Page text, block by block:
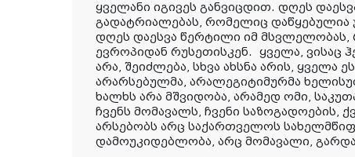
ყველანი იგივეს განვიცდით. დღეს
გადატრიალებას, რომელიც დაწყებულია
დღეს დაესვა წერტილი იმ
ევროპიდან რუსეთისკენ. ყველა, ვისაც
არა, შეიძლება, სხვა ახსნა არის, ყველა
არარსებულმა, არალეგიტიმურმა
ხალხს არა მშვიდობა, არამედ ომი,
ჩვენს მომავალს, ჩვენი საზოგადოების,
არსებობს არც საქართველოს
დამოუკიდებლობა, არც მომავალი,